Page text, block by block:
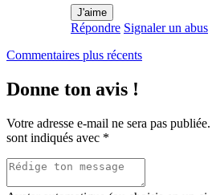
J'aime
Répondre Signaler un abus
Navigation
dans
les
commentaires
Commentaires plus récents
Donne ton avis !
Votre adresse e-mail ne sera pas publiée.
sont indiqués avec *